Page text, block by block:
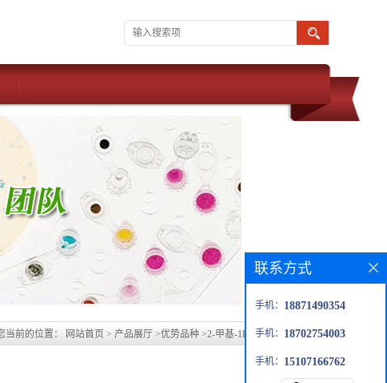
当前的位置： 网站首页 > 产品展厅 >优势品种 >2-甲基-1H-吲哚-5-羧酸甲酯
联系方式
手机： 18871490354
手机： 18702754003
手机： 15107166762